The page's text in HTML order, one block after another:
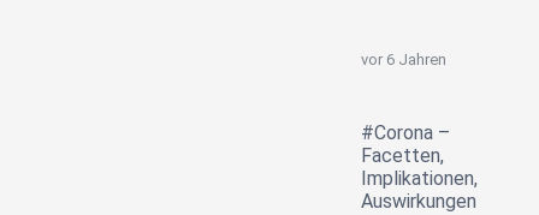
vor 6 Jahren
#Corona –
Facetten,
Implikationen,
Auswirkungen